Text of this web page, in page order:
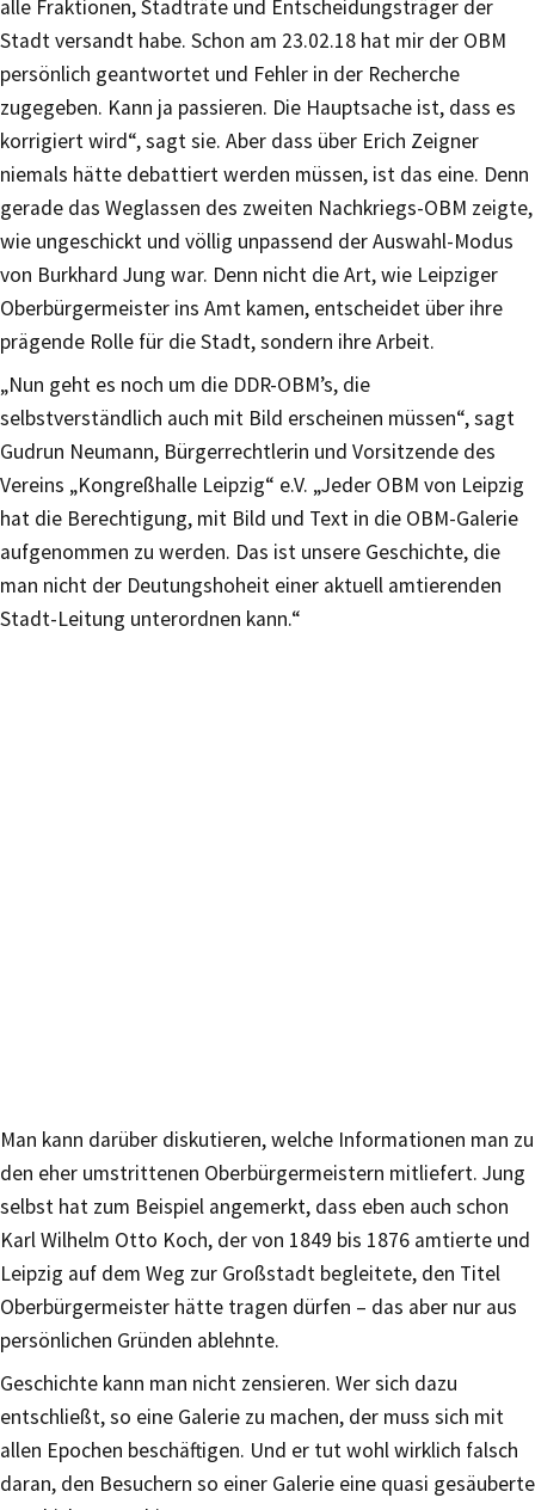
alle Fraktionen, Stadträte und Entscheidungsträger der
Stadt versandt habe. Schon am 23.02.18 hat mir der OBM
persönlich geantwortet und Fehler in der Recherche
zugegeben. Kann ja passieren. Die Hauptsache ist, dass es
korrigiert wird“, sagt sie. Aber dass über Erich Zeigner
niemals hätte debattiert werden müssen, ist das eine. Denn
gerade das Weglassen des zweiten Nachkriegs-OBM zeigte,
wie ungeschickt und völlig unpassend der Auswahl-Modus
von Burkhard Jung war. Denn nicht die Art, wie Leipziger
Oberbürgermeister ins Amt kamen, entscheidet über ihre
prägende Rolle für die Stadt, sondern ihre Arbeit.
„Nun geht es noch um die DDR-OBM’s, die
selbstverständlich auch mit Bild erscheinen müssen“, sagt
Gudrun Neumann, Bürgerrechtlerin und Vorsitzende des
Vereins „Kongreßhalle Leipzig“ e.V. „Jeder OBM von Leipzig
hat die Berechtigung, mit Bild und Text in die OBM-Galerie
aufgenommen zu werden. Das ist unsere Geschichte, die
man nicht der Deutungshoheit einer aktuell amtierenden
Stadt-Leitung unterordnen kann.“
Man kann darüber diskutieren, welche Informationen man zu
den eher umstrittenen Oberbürgermeistern mitliefert. Jung
selbst hat zum Beispiel angemerkt, dass eben auch schon
Karl Wilhelm Otto Koch, der von 1849 bis 1876 amtierte und
Leipzig auf dem Weg zur Großstadt begleitete, den Titel
Oberbürgermeister hätte tragen dürfen – das aber nur aus
persönlichen Gründen ablehnte.
Geschichte kann man nicht zensieren. Wer sich dazu
entschließt, so eine Galerie zu machen, der muss sich mit
allen Epochen beschäftigen. Und er tut wohl wirklich falsch
daran, den Besuchern so einer Galerie eine quasi gesäuberte